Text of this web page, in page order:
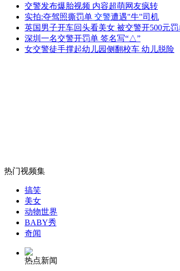
踏访茶马古道上的藏回家族
无痛分娩是否安全 医生回应
外交部：反对强权政治霸凌主义
外交部：有关国家言论片面不公正
交警发布爆胎视频 内容超萌网友疯转
实拍:夺驾照撕罚单 交警遭遇"牛"司机
英国男子开车回头看美女 被交警开500元罚
深圳一名交警开罚单 签名写“△”
女交警徒手撑起幼儿园侧翻校车 幼儿脱险
热门视频集
搞笑
美女
动物世界
BABY秀
奇闻
热点新闻